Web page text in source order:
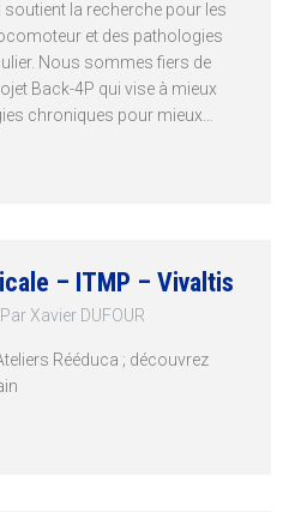
la recherche pour les
et des pathologies
Nous sommes fiers de
Back-4P qui vise à mieux
chroniques pour mieux…
– ITMP – Vivaltis
Par Xavier DUFOUR
Rééduca ; découvrez